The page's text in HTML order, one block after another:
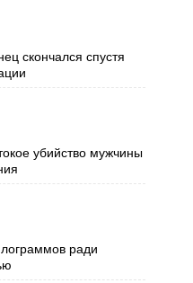
скончался спустя
убийство мужчины
ради